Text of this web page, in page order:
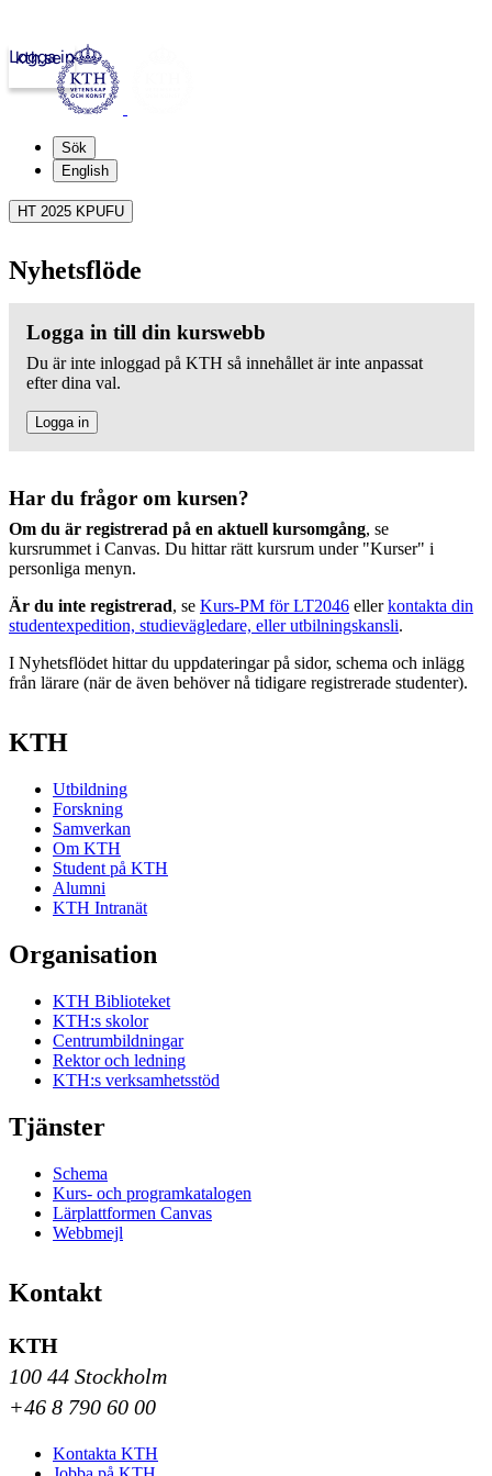
kth.se
Logga in
Sök
English
HT 2025 KPUFU
Nyhetsflöde
Logga in till din kurswebb
Du är inte inloggad på KTH så innehållet är inte anpassat
efter dina val.
Logga in
Har du frågor om kursen?
Om du är registrerad på en aktuell kursomgång, se
kursrummet i Canvas. Du hittar rätt kursrum under "Kurser" i
personliga menyn.
Är du inte registrerad, se Kurs-PM för LT2046 ellerkontakta din
studentexpedition, studievägledare, eller utbilningskansli.
I Nyhetsflödet hittar du uppdateringar på sidor, schema och inlägg
från lärare (när de även behöver nå tidigare registrerade studenter).
KTH
Utbildning
Forskning
Samverkan
Om KTH
Student på KTH
Alumni
KTH Intranät
Organisation
KTH Biblioteket
KTH:s skolor
Centrumbildningar
Rektor och ledning
KTH:s verksamhetsstöd
Tjänster
Schema
Kurs- och programkatalogen
Lärplattformen Canvas
Webbmejl
Kontakt
KTH
100 44 Stockholm
+46 8 790 60 00
Kontakta KTH